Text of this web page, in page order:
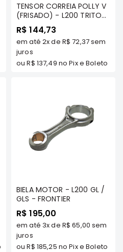
TENSOR CORREIA POLLY V
(FRISADO) - L200 TRITON
3.5 V6 TDS/ PAJERO 3.5/
3.8 V6 FULL 07/... (7PK)
R$ 144,73
em até 2xde R$ 72,37sem
juros
ouR$ 137,49 no Pix e Boleto
BIELA MOTOR - L200 GL /
GLS - FRONTIER
R$ 195,00
em até 3xde R$ 65,00 sem
juros
ouR$ 185,25 no Pix e Boleto